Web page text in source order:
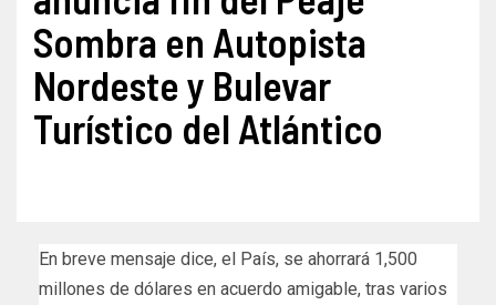
Sombra en Autopista
Nordeste y Bulevar
Turístico del Atlántico
En breve mensaje dice, el País, se ahorrará 1,500
millones de dólares en acuerdo amigable, tras varios